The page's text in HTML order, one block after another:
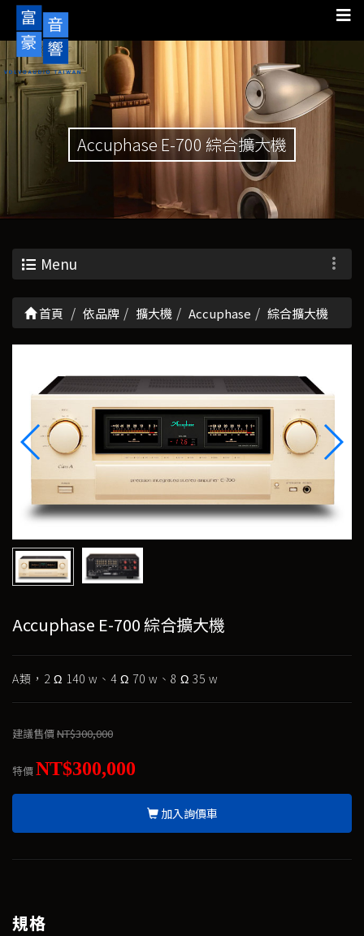
Accuphase E-700 綜合擴大機
Menu
首頁 依品牌 擴大機 Accuphase 綜合擴大機
Accuphase E-700 綜合擴大機
A類，2 Ω 140 w、4 Ω 70 w、8 Ω 35 w
建議售價NT$300,000
特價NT$300,000
加入詢價車
規格